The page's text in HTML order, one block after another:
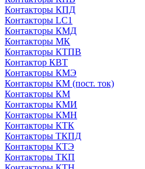
Контакторы КПД
Контакторы LC1
Контакторы КМД
Контакторы МК
Контакторы КТПВ
Контактор КВТ
Контакторы КМЭ
Контакторы КМ (пост. ток)
Контакторы КМ
Контакторы КМИ
Контакторы КМН
Контакторы КТК
Контакторы ТКПД
Контакторы КТЭ
Контакторы ТКП